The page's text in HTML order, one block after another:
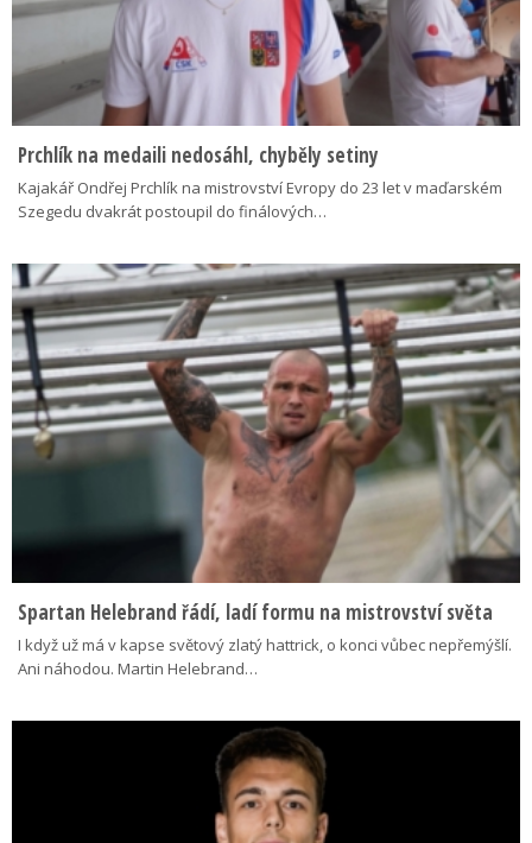
Prchlík na medaili nedosáhl, chyběly setiny
Kajakář Ondřej Prchlík na mistrovství Evropy do 23 let v maďarském
Szegedu dvakrát postoupil do finálových…
Spartan Helebrand řádí, ladí formu na mistrovství světa
I když už má v kapse světový zlatý hattrick, o konci vůbec nepřemýšlí.
Ani náhodou. Martin Helebrand…